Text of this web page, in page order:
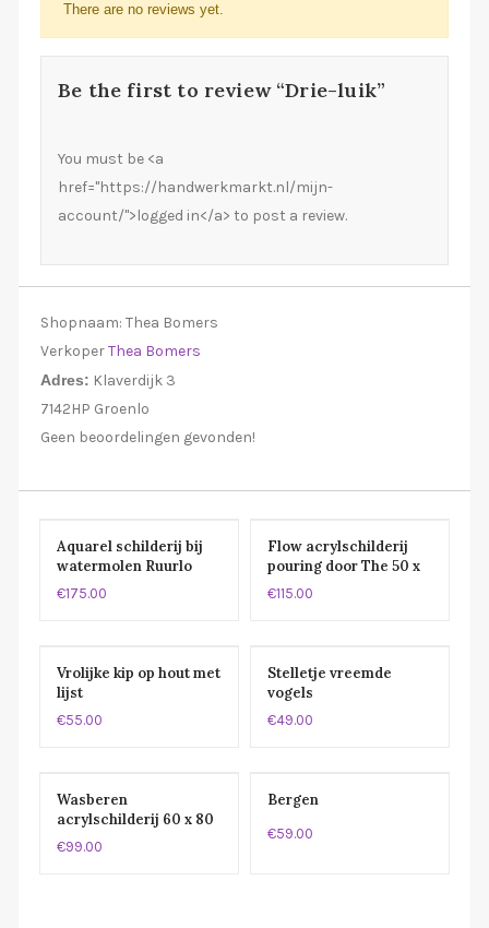
There are no reviews yet.
Be the first to review “Drie-luik”
You must be <a
href="https://handwerkmarkt.nl/mijn-
account/">logged in</a> to post a review.
Shopnaam: Thea Bomers
VerkoperThea Bomers
Adres: Klaverdijk 3
7142HP Groenlo
Geen beoordelingen gevonden!
Aquarel schilderij bij
watermolen Ruurlo
door Thea 60 x 80 cm
€175.00
Flow acrylschilderij
pouring door The 50 x
50 cm
€115.00
Vrolijke kip op hout met
lijst
€55.00
Stelletje vreemde
vogels
€49.00
Wasberen
acrylschilderij 60 x 80
cm door Thea
€99.00
Bergen
€59.00